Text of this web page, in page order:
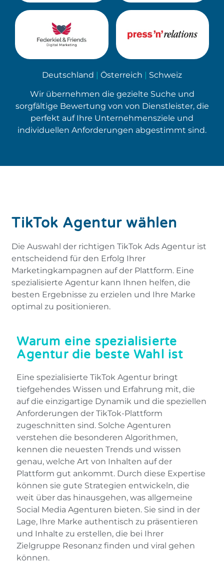
Deutschland | Österreich | Schweiz
Wir übernehmen die gezielte Suche und
sorgfältige Bewertung von von Dienstleister, die
perfekt auf Ihre Unternehmensziele und
individuellen Anforderungen abgestimmt sind.
TikTok Agentur wählen
Die Auswahl der richtigen TikTok Ads Agentur ist
entscheidend für den Erfolg Ihrer
Marketingkampagnen auf der Plattform. Eine
spezialisierte Agentur kann Ihnen helfen, die
besten Ergebnisse zu erzielen und Ihre Marke
optimal zu positionieren.
Warum eine spezialisierte
Agentur die beste Wahl ist
Eine spezialisierte TikTok Agentur bringt
tiefgehendes Wissen und Erfahrung mit, die
auf die einzigartige Dynamik und die speziellen
Anforderungen der TikTok-Plattform
zugeschnitten sind. Solche Agenturen
verstehen die besonderen Algorithmen,
kennen die neuesten Trends und wissen
genau, welche Art von Inhalten auf der
Plattform gut ankommt. Durch diese Expertise
können sie gute Strategien entwickeln, die
weit über das hinausgehen, was allgemeine
Social Media Agenturen bieten. Sie sind in der
Lage, Ihre Marke authentisch zu präsentieren
und Inhalte zu erstellen, die bei Ihrer
Zielgruppe Resonanz finden und viral gehen
können.